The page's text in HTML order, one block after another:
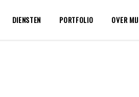
DIENSTEN PORTFOLIO OVER MIJ